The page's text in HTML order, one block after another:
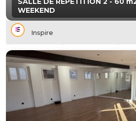
WEEKEND
Inspire